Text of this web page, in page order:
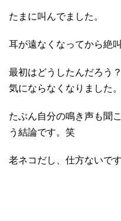
たまに叫んでました。
耳が遠なくなってから絶
最初はどうしたんだろう
気にならなくなりました。
たぶん自分の鳴き声も聞
う結論です。笑
老ネコだし、仕方ないです